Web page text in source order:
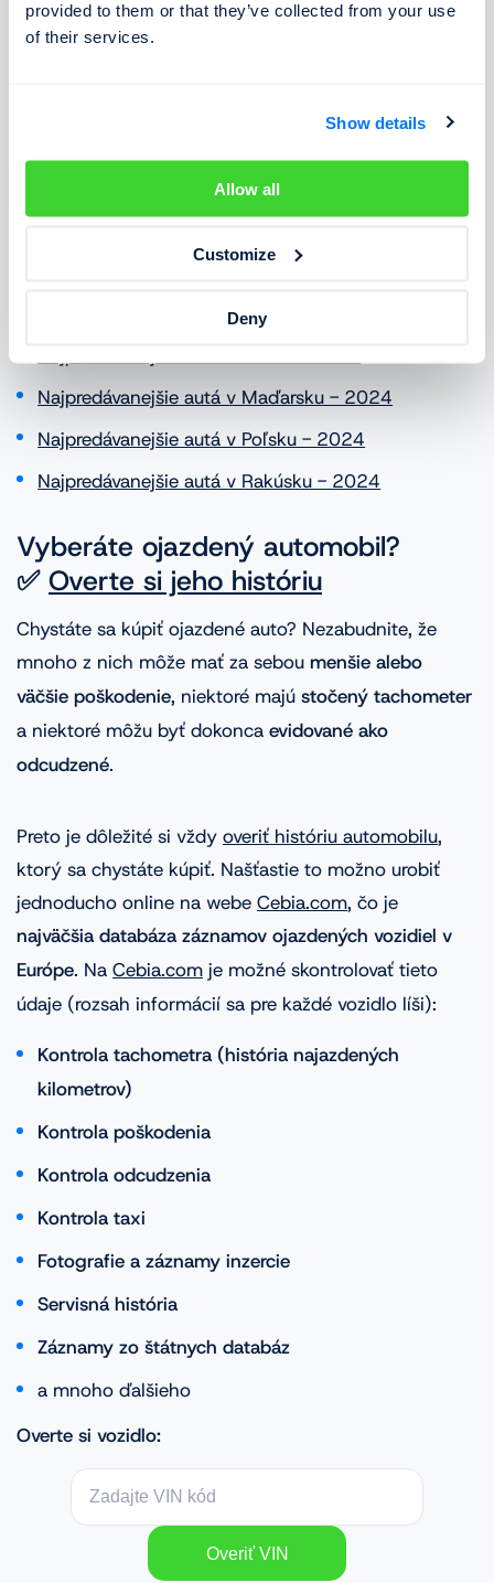
provided to them or that they’ve collected from your use
of their services.
Show details
Allow all
Customize
Deny
Aké autá sa predávali v ostatných krajinách Európy?
To sa dozviete v ďalších článkoch:
Najpredávanejšie autá na Slovensku - 2024
Najpredávanejšie autá v Maďarsku - 2024
Najpredávanejšie autá v Poľsku - 2024
Najpredávanejšie autá v Rakúsku - 2024
Vyberáte ojazdený automobil?
✅ Overte si jeho históriu
Chystáte sa kúpiť ojazdené auto? Nezabudnite, že
mnoho z nich môže mať za sebou menšie alebo
väčšie poškodenie, niektoré majú stočený tachometer
a niektoré môžu byť dokonca evidované ako
odcudzené.
Preto je dôležité si vždy overiť históriu automobilu,
ktorý sa chystáte kúpiť. Našťastie to možno urobiť
jednoducho online na webe Cebia.com, čo je
najväčšia databáza záznamov ojazdených vozidiel v
Európe. Na Cebia.com je možné skontrolovať tieto
údaje (rozsah informácií sa pre každé vozidlo líši):
Kontrola tachometra (história najazdených
kilometrov)
Kontrola poškodenia
Kontrola odcudzenia
Kontrola taxi
Fotografie a záznamy inzercie
Servisná história
Záznamy zo štátnych databáz
a mnoho ďalšieho
Overte si vozidlo: